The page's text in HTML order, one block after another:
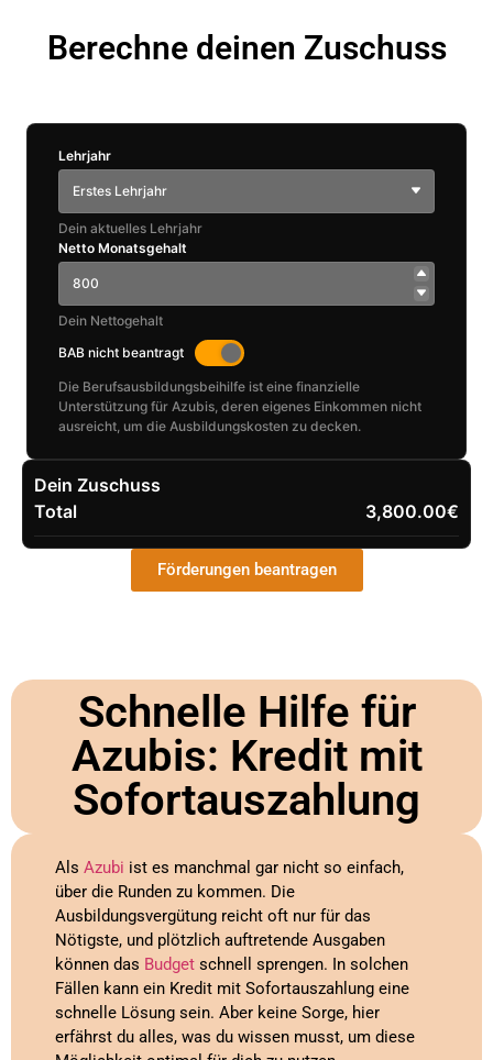
Berechne deinen Zuschuss
Lehrjahr
Erstes Lehrjahr
Dein aktuelles Lehrjahr
Netto Monatsgehalt
Dein Nettogehalt
BAB nicht beantragt
Die Berufsausbildungsbeihilfe ist eine finanzielle
Unterstützung für Azubis, deren eigenes Einkommen nicht
ausreicht, um die Ausbildungskosten zu decken.
Dein Zuschuss
Total
3,800.00€
Förderungen beantragen
Schnelle Hilfe für
Azubis: Kredit mit
Sofortauszahlung
Als Azubi ist es manchmal gar nicht so einfach,
über die Runden zu kommen. Die
Ausbildungsvergütung reicht oft nur für das
Nötigste, und plötzlich auftretende Ausgaben
können das Budget schnell sprengen. In solchen
Fällen kann ein Kredit mit Sofortauszahlung eine
schnelle Lösung sein. Aber keine Sorge, hier
erfährst du alles, was du wissen musst, um diese